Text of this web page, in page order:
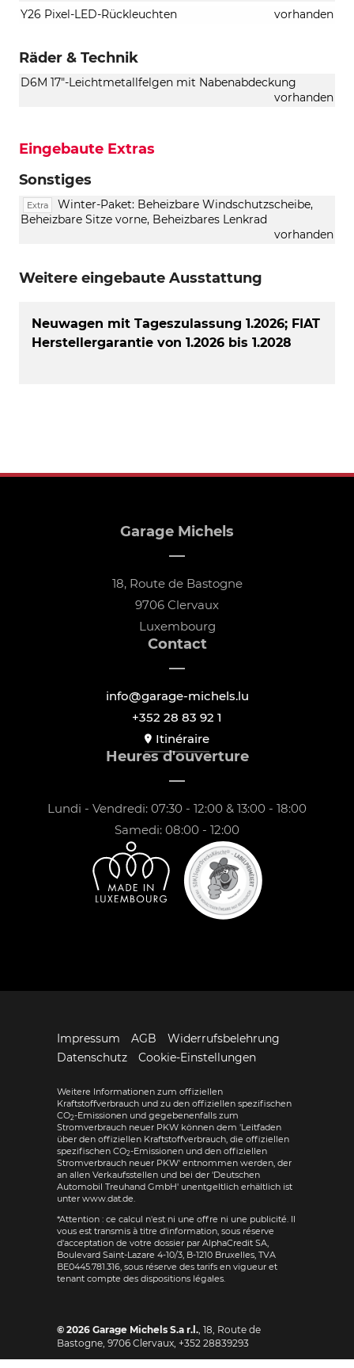
Y26 Pixel-LED-Rückleuchten
vorhanden
Räder & Technik
D6M 17"-Leichtmetallfelgen mit Nabenabdeckung
vorhanden
Eingebaute Extras
Sonstiges
Extra
Winter-Paket: Beheizbare Windschutzscheibe,
Beheizbare Sitze vorne, Beheizbares Lenkrad
vorhanden
Weitere eingebaute Ausstattung
Neuwagen mit Tageszulassung 1.2026; FIAT
Herstellergarantie von 1.2026 bis 1.2028
Garage Michels
18, Route de Bastogne
9706 Clervaux
Luxembourg
Contact
info@garage-michels.lu
+352 28 83 92 1
Itinéraire
Heures d'ouverture
Lundi - Vendredi: 07:30 - 12:00 & 13:00 - 18:00
Samedi: 08:00 - 12:00
Impressum AGB
Widerrufsbelehrung
Datenschutz
Cookie-Einstellungen
Weitere Informationen zum offiziellen
Kraftstoffverbrauch und zu den offiziellen spezifischen
CO2-Emissionen und gegebenenfalls zum
Stromverbrauch neuer PKW können dem 'Leitfaden
über den offiziellen Kraftstoffverbrauch, die offiziellen
spezifischen CO2-Emissionen und den offiziellen
Stromverbrauch neuer PKW' entnommen werden, der
an allen Verkaufsstellen und bei der 'Deutschen
Automobil Treuhand GmbH' unentgeltlich erhältlich ist
unter www.dat.de.
*Attention : ce calcul n'est ni une offre ni une publicité. Il
vous est transmis à titre d'information, sous réserve
d'acceptation de votre dossier par AlphaCredit SA,
Boulevard Saint-Lazare 4-10/3, B-1210 Bruxelles, TVA
BE0445.781.316, sous réserve des tarifs en vigueur et
tenant compte des dispositions légales.
© 2026 Garage Michels S.a r.l., 18, Route de
Bastogne, 9706 Clervaux, +352 28839293